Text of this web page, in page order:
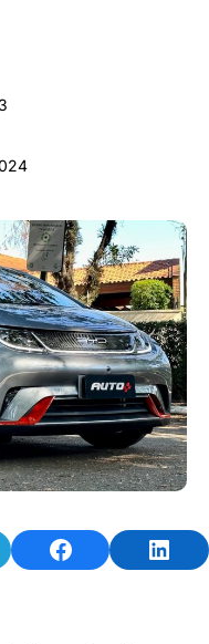
on TelegramShare on Facebook